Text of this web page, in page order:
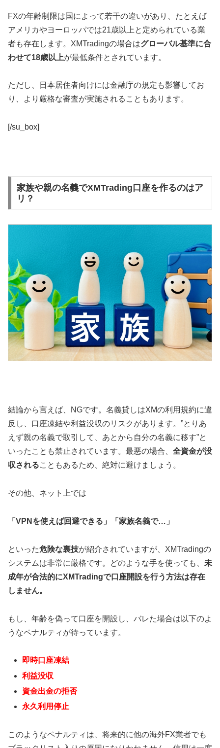
FXの年齢制限は国によって若干の違いがあり、たとえば
アメリカやヨーロッパでは21歳以上と定められている業
者も存在します。XMTradingの場合はグローバル基準に合
わせて18歳以上が最低条件とされています。
ただし、日本居住者向けには金融庁の規定も影響してお
り、より厳格な審査が実施されることもあります。
[/su_box]
家族や親の名義でXMTrading口座を作るのはア
リ？
結論から言えば、NGです。名義貸しはXMの利用規約に違
反し、口座凍結や利益没収のリスクがあります。”とりあ
えず親の名義で取引して、あとから自分の名義に移す”と
いったことも禁止されています。最悪の場合、 全資金が没
収されることもあるため、絶対に避けましょう。
その他、ネット上では
「VPNを使えば回避できる」「家族名義で…」
といった危険な裏技が紹介されていますが、XMTradingの
システムは非常に厳格です。どのような手を使っても、 未
成年が合法的にXMTradingで口座開設を行う方法は存在
しません。
もし、年齢を偽って口座を開設し、バレた場合は以下のよ
うなペナルティが待っています。
即時口座凍結
利益没収
資金出金の拒否
永久利用停止
このようなペナルティは、将来的に他の海外FX業者でも